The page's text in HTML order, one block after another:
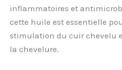
inflammatoires et
cette huile est essentielle
stimulation du cuir chevelu
la chevelure.